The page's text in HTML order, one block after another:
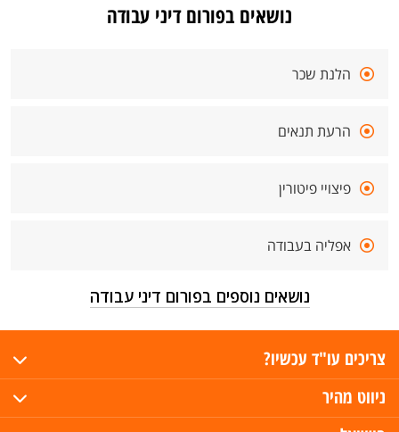
נושאים בפורום דיני עבודה
הלנת שכר
הרעת תנאים
פיצויי פיטורין
אפליה בעבודה
נושאים נוספים בפורום דיני עבודה
צריכים עו"ד עכשיו?
ניווט מהיר